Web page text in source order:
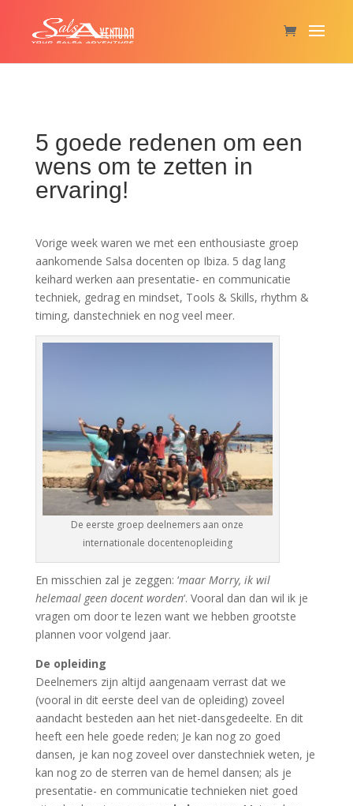
5 goede redenen om een
wens om te zetten in
ervaring!
Vorige week waren we met een enthousiaste groep
aankomende Salsa docenten op Ibiza. 5 dag lang
keihard werken aan presentatie- en communicatie
techniek, gedrag en mindset, Tools & Skills, rhythm &
timing, danstechniek en nog veel meer.
De eerste groep deelnemers aan onze
internationale docentenopleiding
En misschien zal je zeggen: ‘maar Morry, ik wil
helemaal geen docent worden‘. Vooral dan dan wil ik je
vragen om door te lezen want we hebben grootste
plannen voor volgend jaar.
De opleiding
Deelnemers zijn altijd aangenaam verrast dat we
(vooral in dit eerste deel van de opleiding) zoveel
aandacht besteden aan het niet-dansgedeelte. En dit
heeft een hele goede reden; Je kan nog zo goed
dansen, je kan nog zoveel over danstechniek weten, je
kan nog zo de sterren van de hemel dansen; als je
presentatie- en communicatie technieken niet goed